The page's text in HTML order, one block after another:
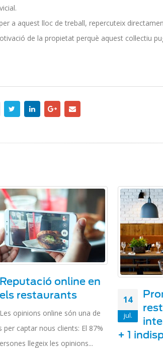
a aquest lloc de treball, repercuteix
de la propietat perquè aquest col·lectiu
Reputació online en
els restaurants
Les opinions online són una de
per captar nous clients: El 87%
llegeix les opinions...
14
jul.
+ 1